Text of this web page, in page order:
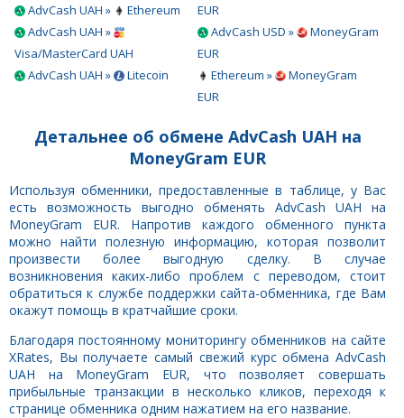
AdvCash UAH »
Ethereum
AdvCash UAH »
Visa/MasterCard UAH
AdvCash UAH »
Litecoin
EUR
AdvCash USD »
MoneyGram
EUR
Ethereum »
MoneyGram
EUR
Детальнее об обмене AdvCash UAH на
MoneyGram EUR
Используя обменники, предоставленные в таблице, у Вас
есть возможность выгодно обменять AdvCash UAH на
MoneyGram EUR. Напротив каждого обменного пункта
можно найти полезную информацию, которая позволит
произвести более выгодную сделку. В случае
возникновения каких-либо проблем с переводом, стоит
обратиться к службе поддержки сайта-обменника, где Вам
окажут помощь в кратчайшие сроки.
Благодаря постоянному мониторингу обменников на сайте
XRates, Вы получаете самый свежий курс обмена AdvCash
UAH на MoneyGram EUR, что позволяет совершать
прибыльные транзакции в несколько кликов, переходя к
странице обменника одним нажатием на его название.